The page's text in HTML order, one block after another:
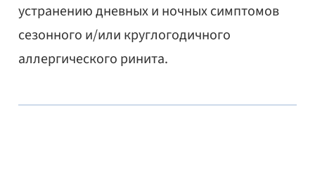
устранению дневных и ночных симптомов
сезонного и/или круглогодичного
аллергического ринита.